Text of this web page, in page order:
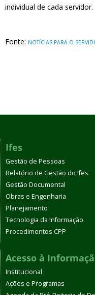
individual de cada servidor.​
Fonte: NOTÍCIAS PARA O
Ifes
Gestão de Pessoas
Relatório de Gestão do Ifes
Gestão Documental
Obras e Engenharia
Planejamento
Tecnologia da Informação
Procedimentos CPP
Acesso à
Institucional
Ações e Programas